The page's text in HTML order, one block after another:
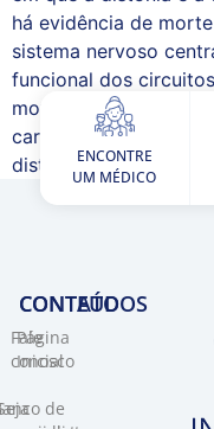
há evidência de
sistema nervoso
funcional dos
movimentos
característicos. O
distonia envolve
ENCONTRE
UM MÉDICO
CONTEÚDOS
Página
Inicial
de
CONTATO​
Fale
conosco